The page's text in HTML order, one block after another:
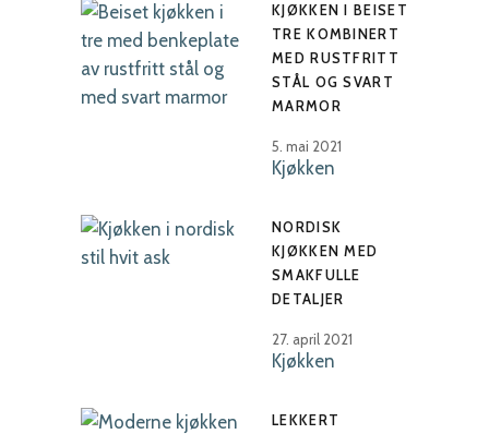
KJØKKEN I BEISET
TRE KOMBINERT
MED RUSTFRITT
STÅL OG SVART
MARMOR
5. mai 2021
Kjøkken
NORDISK
KJØKKEN MED
SMAKFULLE
DETALJER
27. april 2021
Kjøkken
LEKKERT